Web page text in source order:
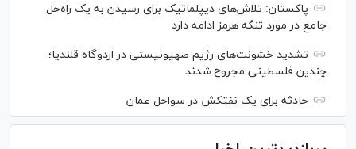
پاکستان: تلاش‌های دیپلماتیک برای رسیدن به یک راه‌حل
جامع در مورد تنگه هرمز ادامه دارد
تشدید خشونت‌های رژیم صهیونیستی در اردوگاه قلندیا؛
چندین فلسطینی مجروح شدند
حادثه برای یک نفتکش در سواحل عمان